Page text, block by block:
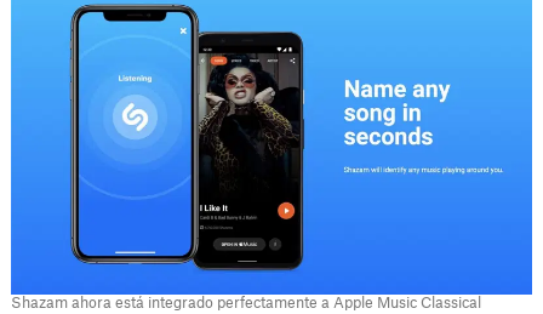
Shazam ahora está integrado perfectamente a Apple Music Classical